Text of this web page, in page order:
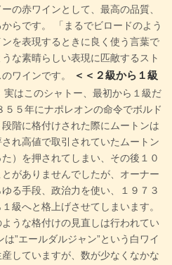
の赤ワインとして、最高の品質、
らです。 「まるでビロードのよう
を表現するときに良く使う言葉で
な素晴らしい表現に匹敵するスト
ワインです。
＜＜２級から１級
実はこのシャトー、最初から１級だ
５年にナポレオンの命令でボルド
階に格付けされた際にムートンは
れ高値で取引されていたムートン
）を押されてしまい、その後１０
がありませんでしたが、オーナー
る手段、政治力を使い、１９７３
級へと格上げさせてしまいます。
うな格付けの見直しは行われてい
は”エールダルジャン”という白ワイ
していますが、数が少なくなかな